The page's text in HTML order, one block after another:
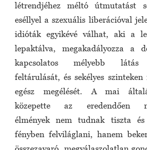
létrendjéhez méltó útmutatást
eséllyel a szexuális liberációval
idióták egyikévé válhat, aki a
lepaktálva, megakadályozza a
kapcsolatos mélyebb látás
feltárulását, és sekélyes szinteken
egész megélését. A mai
közepette az eredendően
élmények nem tudnak tiszta
fényben felviláglani, hanem